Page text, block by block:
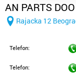
AN PARTS DOO
Rajacka 12
Telefon:
Telefon: